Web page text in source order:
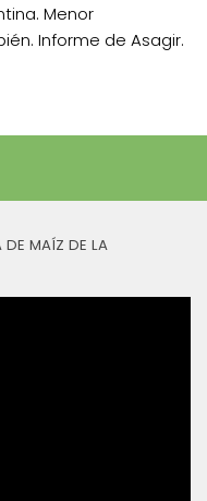
Menor
Informe de Asagir.
DE MAÍZ DE LA